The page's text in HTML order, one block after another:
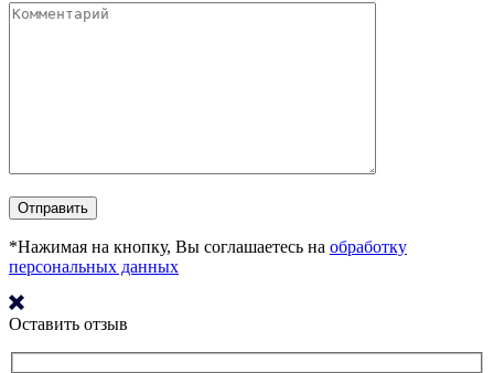
*Нажимая на кнопку, Вы соглашаетесь на обработку
персональных данных
Оставить отзыв